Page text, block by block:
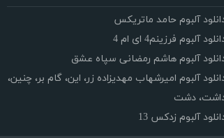
آلبوم حامد ماتریکس
آلبوم فرزینم4 ای ام 4
آلبوم هاشم رمضانی سپاه عشق
آلبوم امیرشهاب مهدیزاده زر، این، گام بر، چنین،
دشت
آلبوم زدکس 13